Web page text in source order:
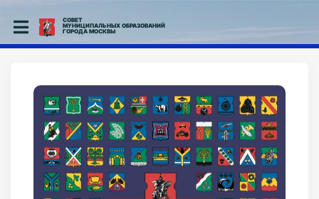
СОВЕТ
МУНИЦИПАЛЬНЫХ ОБРАЗОВАНИЙ
ГОРОДА МОСКВЫ